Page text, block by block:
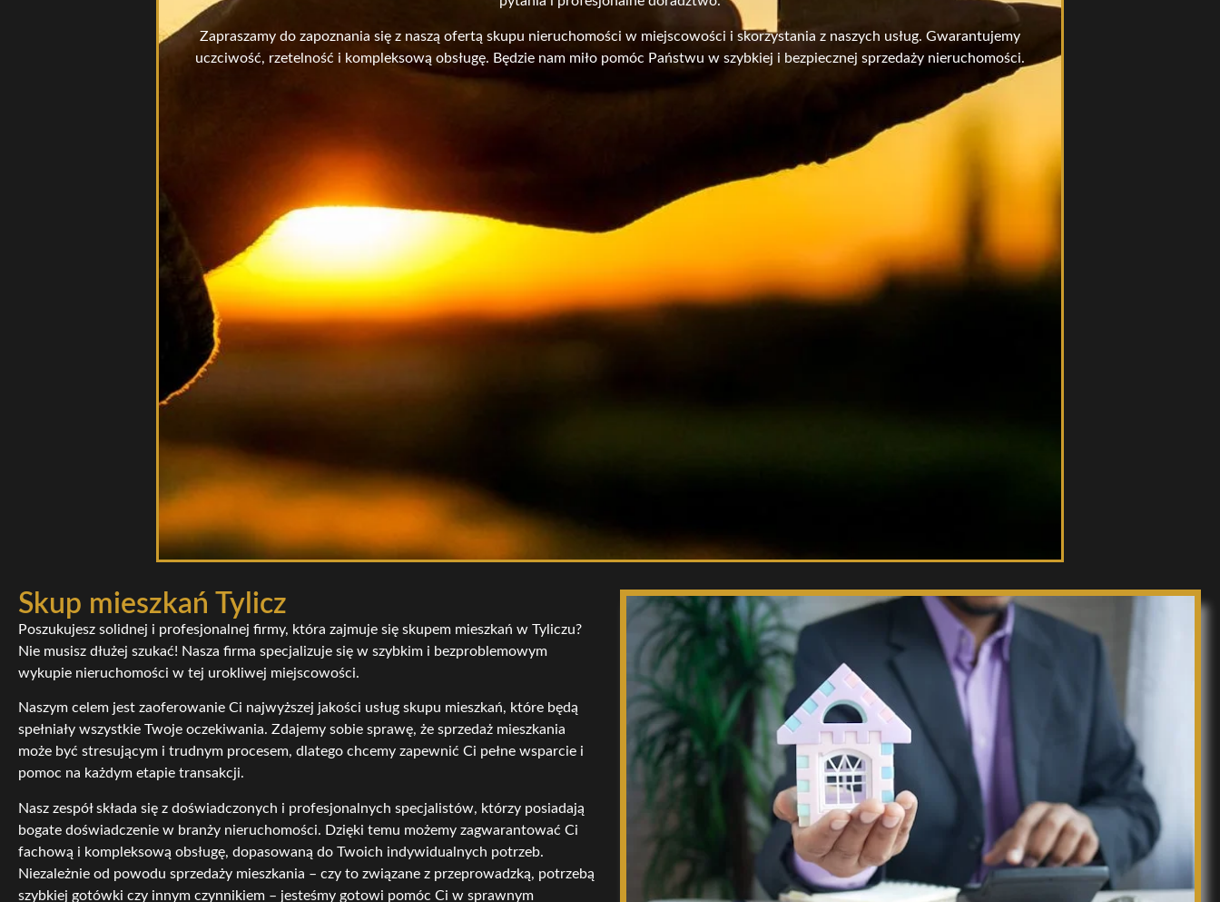
Zapraszamy do zapoznania się z naszą ofertą skupu nieruchomości w miejscowości i skorzystania z naszych usług. Gwarantujemy
uczciwość, rzetelność i kompleksową obsługę. Będzie nam miło pomóc Państwu w szybkiej i bezpiecznej sprzedaży nieruchomości.
Skup mieszkań Tylicz
Poszukujesz solidnej i profesjonalnej firmy, która zajmuje się skupem mieszkań w Tyliczu?
Nie musisz dłużej szukać! Nasza firma specjalizuje się w szybkim i bezproblemowym
wykupie nieruchomości w tej urokliwej miejscowości.
Naszym celem jest zaoferowanie Ci najwyższej jakości usług skupu mieszkań, które będą
spełniały wszystkie Twoje oczekiwania. Zdajemy sobie sprawę, że sprzedaż mieszkania
może być stresującym i trudnym procesem, dlatego chcemy zapewnić Ci pełne wsparcie i
pomoc na każdym etapie transakcji.
Nasz zespół składa się z doświadczonych i profesjonalnych specjalistów, którzy posiadają
bogate doświadczenie w branży nieruchomości. Dzięki temu możemy zagwarantować Ci
fachową i kompleksową obsługę, dopasowaną do Twoich indywidualnych potrzeb.
Niezależnie od powodu sprzedaży mieszkania – czy to związane z przeprowadzką, potrzebą
szybkiej gotówki czy innym czynnikiem – jesteśmy gotowi pomóc Ci w sprawnym